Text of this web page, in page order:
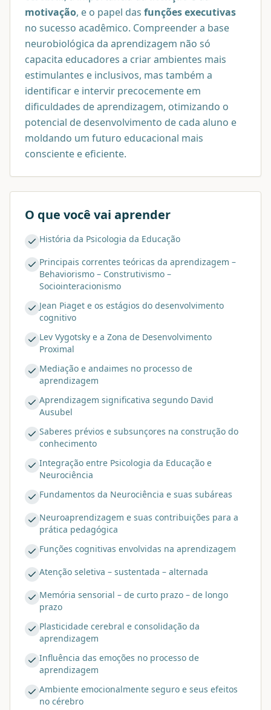
motivação, e o papel das funções executivas
no sucesso acadêmico. Compreender a base
neurobiológica da aprendizagem não só
capacita educadores a criar ambientes mais
estimulantes e inclusivos, mas também a
identificar e intervir precocemente em
dificuldades de aprendizagem, otimizando o
potencial de desenvolvimento de cada aluno e
moldando um futuro educacional mais
consciente e eficiente.
O que você vai aprender
História da Psicologia da Educação
Principais correntes teóricas da aprendizagem –
Behaviorismo – Construtivismo –
Sociointeracionismo
Jean Piaget e os estágios do desenvolvimento
cognitivo
Lev Vygotsky e a Zona de Desenvolvimento
Proximal
Mediação e andaimes no processo de
aprendizagem
Aprendizagem significativa segundo David
Ausubel
Saberes prévios e subsunçores na construção do
conhecimento
Integração entre Psicologia da Educação e
Neurociência
Fundamentos da Neurociência e suas subáreas
Neuroaprendizagem e suas contribuições para a
prática pedagógica
Funções cognitivas envolvidas na aprendizagem
Atenção seletiva – sustentada – alternada
Memória sensorial – de curto prazo – de longo
prazo
Plasticidade cerebral e consolidação da
aprendizagem
Influência das emoções no processo de
aprendizagem
Ambiente emocionalmente seguro e seus efeitos
no cérebro